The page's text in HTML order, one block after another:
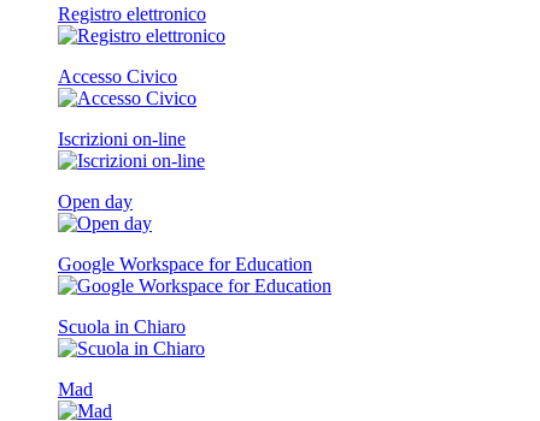
Registro elettronico
Accesso Civico
Iscrizioni on-line
Open day
Google Workspace for Education
Scuola in Chiaro
Mad